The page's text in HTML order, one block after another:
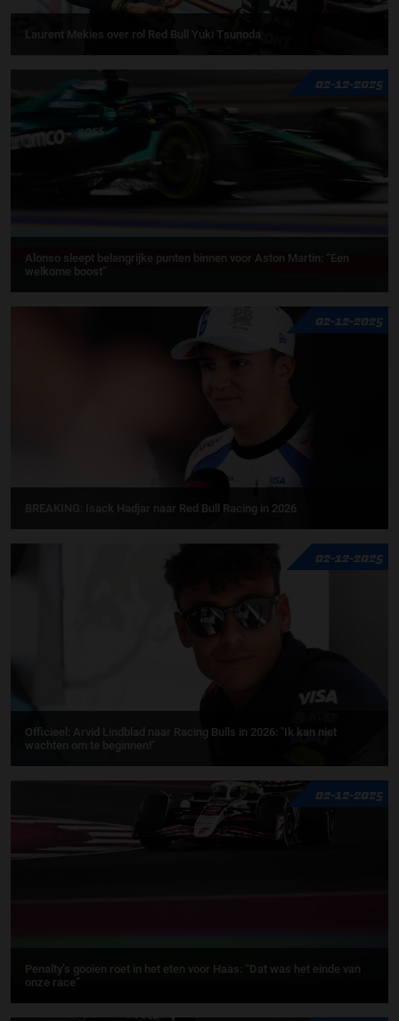
Laurent Mekies over rol Red Bull Yuki Tsunoda
02-12-2025
Alonso sleept belangrijke punten binnen voor Aston Martin: “Een
welkome boost”
02-12-2025
BREAKING: Isack Hadjar naar Red Bull Racing in 2026
02-12-2025
Officieel: Arvid Lindblad naar Racing Bulls in 2026: "Ik kan niet
wachten om te beginnen!"
02-12-2025
Penalty’s gooien roet in het eten voor Haas: “Dat was het einde van
onze race”